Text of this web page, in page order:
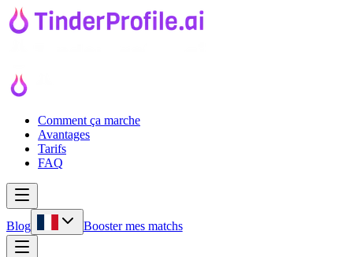
Comment ça marche
Avantages
Tarifs
FAQ
Blog Booster mes matchs